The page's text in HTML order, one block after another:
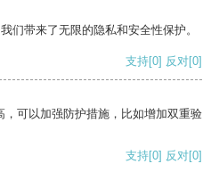
们带来了无限的隐私和安全性保护。
支持[0] 反对[0]
可以加强防护措施，比如增加双重验
支持[0] 反对[0]